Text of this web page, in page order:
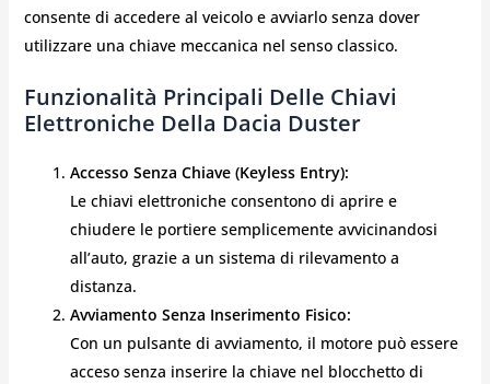
consente di accedere al veicolo e avviarlo senza dover
utilizzare una chiave meccanica nel senso classico.
Funzionalità Principali Delle Chiavi
Elettroniche Della Dacia Duster
Accesso Senza Chiave (Keyless Entry):
Le chiavi elettroniche consentono di aprire e
chiudere le portiere semplicemente avvicinandosi
all’auto, grazie a un sistema di rilevamento a
distanza.
Avviamento Senza Inserimento Fisico:
Con un pulsante di avviamento, il motore può essere
acceso senza inserire la chiave nel blocchetto di